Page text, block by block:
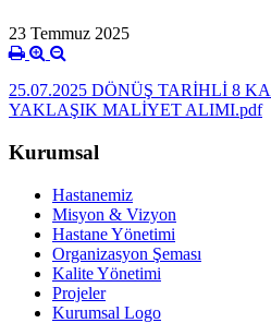
23 Temmuz 2025
25.07.2025 DÖNÜŞ TARİHLİ 8
YAKLAŞIK MALİYET ALIMI.pdf
Kurumsal
Hastanemiz
Misyon & Vizyon
Hastane Yönetimi
Organizasyon Şeması
Kalite Yönetimi
Projeler
Kurumsal Logo